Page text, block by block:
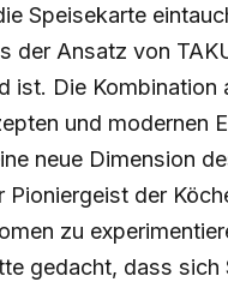
Speisekarte
der Ansatz von
ist. Die Kombination
und modernen
neue Dimension
Pioniergeist der
zu
gedacht, dass sich